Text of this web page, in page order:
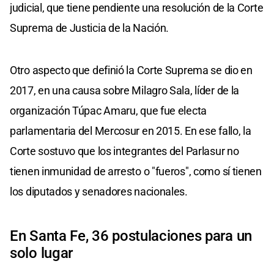
judicial, que tiene pendiente una resolución de la Corte
Suprema de Justicia de la Nación.
Otro aspecto que definió la Corte Suprema se dio en
2017, en una causa sobre Milagro Sala, líder de la
organización Túpac Amaru, que fue electa
parlamentaria del Mercosur en 2015. En ese fallo, la
Corte sostuvo que los integrantes del Parlasur no
tienen inmunidad de arresto o "fueros", como sí tienen
los diputados y senadores nacionales.
En Santa Fe, 36 postulaciones para un
solo lugar